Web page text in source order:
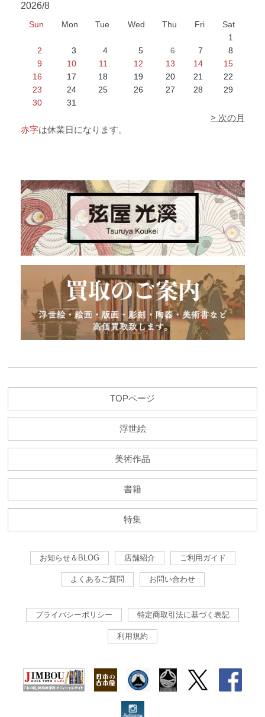
2026/8
Sun Mon Tue Wed Thu Fri
Sat
1
2
3 4 5 6 7
8
9
10 11 12 13 14
15
16
17 18 19 20 21
22
23
24 25 26 27 28
29
30
31
> 次の月
赤字は休業日になります。
TOPページ
浮世絵
美術作品
書籍
特集
お知らせ＆BLOG 店舗紹介 ご利用ガイド
よくあるご質問 お問い合わせ
プライバシーポリシー 特定商取引法に基づく表記
利用規約